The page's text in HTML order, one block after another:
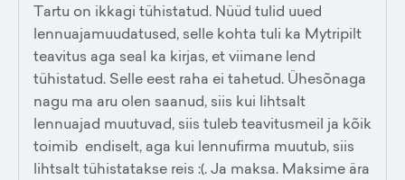
Tartu on ikkagi tühistatud. Nüüd tulid uued
lennuajamuudatused, selle kohta tuli ka Mytripilt
teavitus aga seal ka kirjas, et viimane lend
tühistatud. Selle eest raha ei tahetud. Ühesõnaga
nagu ma aru olen saanud, siis kui lihtsalt
lennuajad muutuvad, siis tuleb teavitusmeil ja kõik
toimib endiselt, aga kui lennufirma muutub, siis
lihtsalt tühistatakse reis :(. Ja maksa. Maksime ära